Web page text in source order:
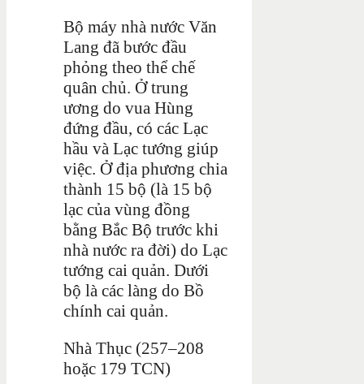
Bộ máy nhà nước Văn
Lang đã bước đầu
phỏng theo thể chế
quân chủ. Ở trung
ương do vua Hùng
đứng đầu, có các Lạc
hầu và Lạc tướng giúp
việc. Ở địa phương chia
thành 15 bộ (là 15 bộ
lạc của vùng đồng
bằng Bắc Bộ trước khi
nhà nước ra đời) do Lạc
tướng cai quản. Dưới
bộ là các làng do Bồ
chính cai quản.
Nhà Thục (257–208
hoặc 179 TCN)